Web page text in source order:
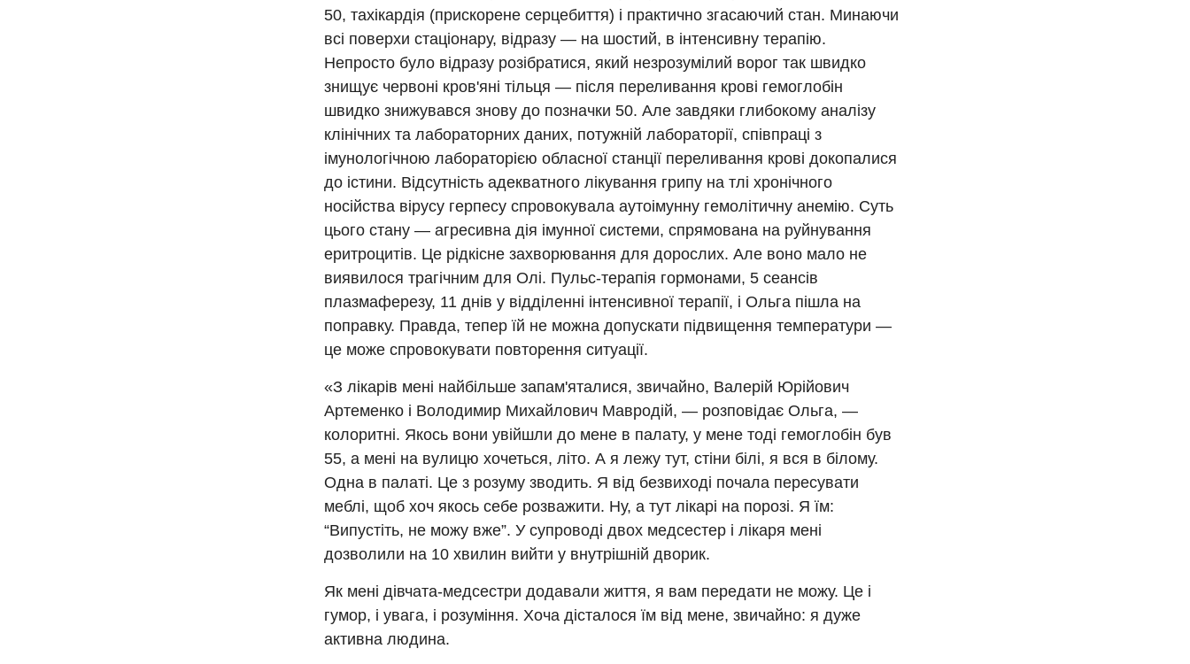
50, тахікардія (прискорене серцебиття) і практично згасаючий стан. Минаючи
всі поверхи стаціонару, відразу — на шостий, в інтенсивну терапію.
Непросто було відразу розібратися, який незрозумілий ворог так швидко
знищує червоні кров'яні тільця — після переливання крові гемоглобін
швидко знижувався знову до позначки 50. Але завдяки глибокому аналізу
клінічних та лабораторних даних, потужній лабораторії, співпраці з
імунологічною лабораторією обласної станції переливання крові докопалися
до істини. Відсутність адекватного лікування грипу на тлі хронічного
носійства вірусу герпесу спровокувала аутоімунну гемолітичну анемію. Суть
цього стану — агресивна дія імунної системи, спрямована на руйнування
еритроцитів. Це рідкісне захворювання для дорослих. Але воно мало не
виявилося трагічним для Олі. Пульс-терапія гормонами, 5 сеансів
плазмаферезу, 11 днів у відділенні інтенсивної терапії, і Ольга пішла на
поправку. Правда, тепер їй не можна допускати підвищення температури —
це може спровокувати повторення ситуації.
«З лікарів мені найбільше запам'яталися, звичайно, Валерій Юрійович
Артеменко і Володимир Михайлович Мавродій, — розповідає Ольга, —
колоритні. Якось вони увійшли до мене в палату, у мене тоді гемоглобін був
55, а мені на вулицю хочеться, літо. А я лежу тут, стіни білі, я вся в білому.
Одна в палаті. Це з розуму зводить. Я від безвиході почала пересувати
меблі, щоб хоч якось себе розважити. Ну, а тут лікарі на порозі. Я їм:
“Випустіть, не можу вже”. У супроводі двох медсестер і лікаря мені
дозволили на 10 хвилин вийти у внутрішній дворик.
Як мені дівчата-медсестри додавали життя, я вам передати не можу. Це і
гумор, і увага, і розуміння. Хоча дісталося їм від мене, звичайно: я дуже
активна людина.